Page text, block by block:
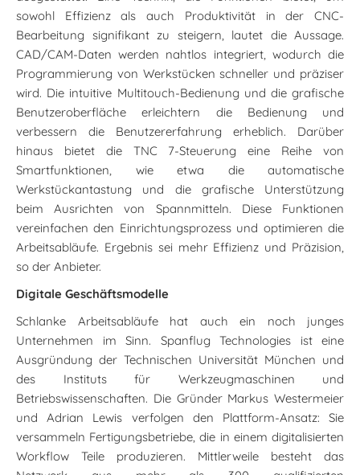
sowohl Effizienz als auch Produktivität in der CNC-
Bearbeitung signifikant zu steigern, lautet die Aussage.
CAD/CAM-Daten werden nahtlos integriert, wodurch die
Programmierung von Werkstücken schneller und präziser
wird. Die intuitive Multitouch-Bedienung und die grafische
Benutzeroberfläche erleichtern die Bedienung und
verbessern die Benutzererfahrung erheblich. Darüber
hinaus bietet die TNC 7-Steuerung eine Reihe von
Smartfunktionen, wie etwa die automatische
Werkstückantastung und die grafische Unterstützung
beim Ausrichten von Spannmitteln. Diese Funktionen
vereinfachen den Einrichtungsprozess und optimieren die
Arbeitsabläufe. Ergebnis sei mehr Effizienz und Präzision,
so der Anbieter.
Digitale Geschäftsmodelle
Schlanke Arbeitsabläufe hat auch ein noch junges
Unternehmen im Sinn. Spanflug Technologies ist eine
Ausgründung der Technischen Universität München und
des Instituts für Werkzeugmaschinen und
Betriebswissenschaften. Die Gründer Markus Westermeier
und Adrian Lewis verfolgen den Plattform-Ansatz: Sie
versammeln Fertigungsbetriebe, die in einem digitalisierten
Workflow Teile produzieren. Mittlerweile besteht das